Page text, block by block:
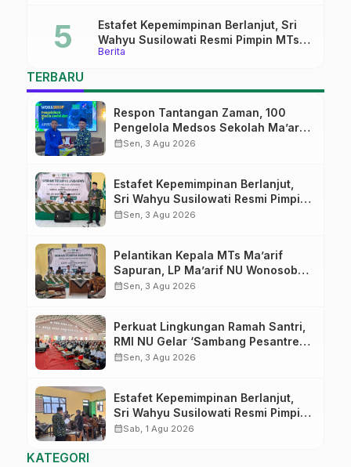
Berita
Estafet Kepemimpinan Berlanjut, Sri
Wahyu Susilowati Resmi Pimpin MTs
Ma’arif Sapuran
TERBARU
Respon Tantangan Zaman, 100
Pengelola Medsos Sekolah Ma’arif
Pekalongan Ikuti Pelatihan Literasi
calendar_monthSen, 3 Agu 2026
Estafet Kepemimpinan Berlanjut,
Sri Wahyu Susilowati Resmi Pimpin
MTs Ma’arif Sapuran
calendar_monthSen, 3 Agu 2026
Pelantikan Kepala MTs Ma’arif
Sapuran, LP Ma’arif NU Wonosobo
Tekankan Lima Amanah
calendar_monthSen, 3 Agu 2026
Perkuat Lingkungan Ramah Santri,
RMI NU Gelar ‘Sambang Pesantren’
di Pati
calendar_monthSen, 3 Agu 2026
Estafet Kepemimpinan Berlanjut,
Sri Wahyu Susilowati Resmi Pimpin
MTs Ma’arif Sapuran
calendar_monthSab, 1 Agu 2026
KATEGORI